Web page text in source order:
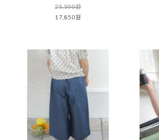
25,500원
17,850원